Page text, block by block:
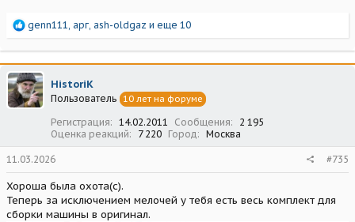
Р
а
к
ц
и
и
genn111 арг ash-oldgaz и еще 10
HistoriK
Пользователь 10 лет на форуме
Регистрация 14.02.2011 Сообщения
2 195
Оценка реакций
7 220 Город Москва
11.03.2026 #735
Хороша была охота(с).
Теперь за исключением мелочей у тебя есть весь комплект для
сборки машины в оригинал.